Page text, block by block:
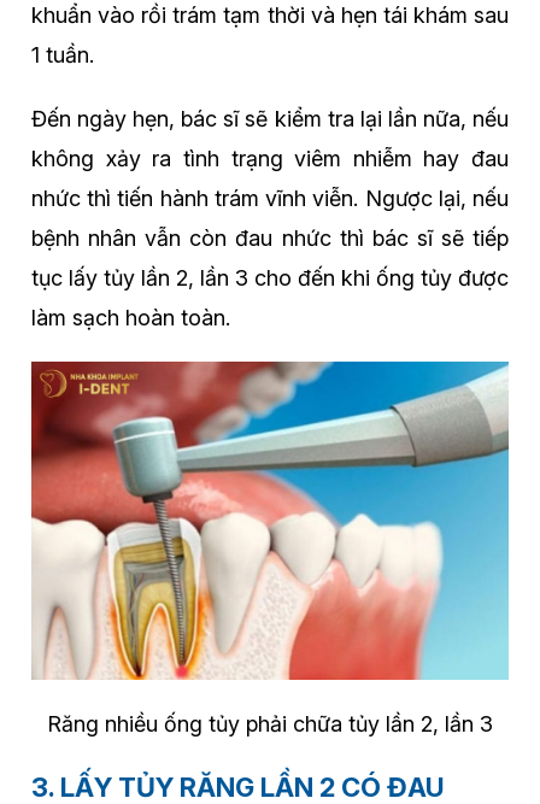
khuẩn vào rồi trám tạm thời và hẹn tái khám sau
1 tuần.
Đến ngày hẹn, bác sĩ sẽ kiểm tra lại lần nữa, nếu
không xảy ra tình trạng viêm nhiễm hay đau
nhức thì tiến hành trám vĩnh viễn. Ngược lại, nếu
bệnh nhân vẫn còn đau nhức thì bác sĩ sẽ tiếp
tục lấy tủy lần 2, lần 3 cho đến khi ống tủy được
làm sạch hoàn toàn.
Răng nhiều ống tủy phải chữa tủy lần 2, lần 3
3. LẤY TỦY RĂNG LẦN 2 CÓ ĐAU